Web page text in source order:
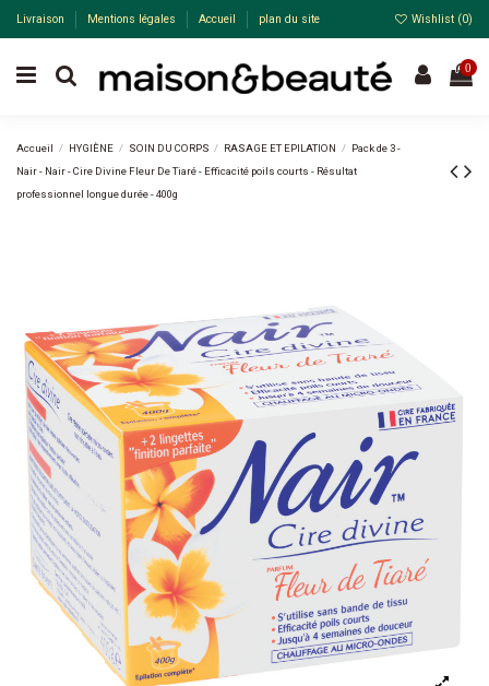
Livraison Mentions légales Accueil plan du site Wishlist (0)
0
Accueil HYGIÈNE SOIN DU CORPS RASAGE ET EPILATION
Pack de 3 -
Nair - Nair - Cire Divine Fleur De Tiaré - Efficacité poils courts - Résultat
professionnel longue durée - 400g